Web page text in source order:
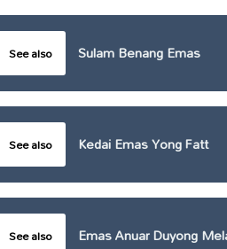
See also Sulam Benang Emas
See also Kedai Emas Yong Fatt
See also Emas Anuar Duyong